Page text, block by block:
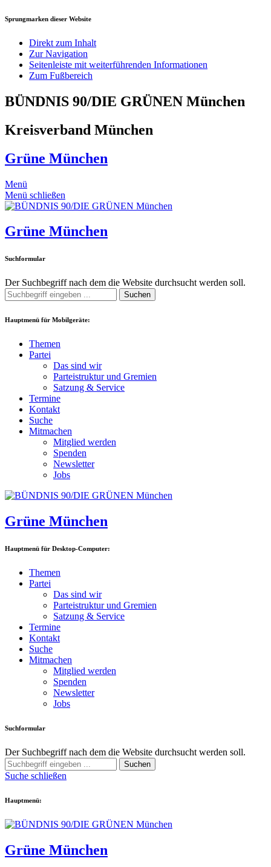
Sprungmarken dieser Website
Direkt zum Inhalt
Zur Navigation
Seitenleiste mit weiterführenden Informationen
Zum Fußbereich
BÜNDNIS 90/DIE GRÜNEN München
Kreisverband München
Grüne München
Menü
Menü schließen
Grüne München
Suchformular
Der Suchbegriff nach dem die Website durchsucht werden soll.
Suchen
Hauptmenü für Mobilgeräte:
Themen
Partei
Das sind wir
Parteistruktur und Gremien
Satzung & Service
Termine
Kontakt
Suche
Mitmachen
Mitglied werden
Spenden
Newsletter
Jobs
Grüne München
Hauptmenü für Desktop-Computer:
Themen
Partei
Das sind wir
Parteistruktur und Gremien
Satzung & Service
Termine
Kontakt
Suche
Mitmachen
Mitglied werden
Spenden
Newsletter
Jobs
Suchformular
Der Suchbegriff nach dem die Website durchsucht werden soll.
Suchen
Suche schließen
Hauptmenü:
Grüne München